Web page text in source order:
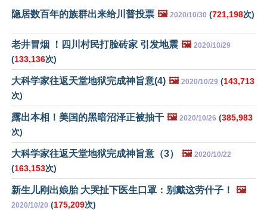
隐居数百年的族群出来给川普投票 🖼️ 2020/10/30 (721,198次)
老井冒烟 ！四川村民打脸砖家 引发地震 🖼️ 2020/10/29
(133,136次)
大科学家往返天堂地狱完成神旨意(4) 🖼️ 2020/10/29 (143,713
次)
露出本相！美国的黑暗沼泽正被抽干 🖼️ 2020/10/26 (385,983
次)
大科学家往返天堂地狱完成神旨意（3） 🖼️ 2020/10/22
(163,153次)
新生儿刚出娘胎 大哭扯下医生口罩：别戴这劳什子！ 🖼️
2020/10/20 (175,209次)